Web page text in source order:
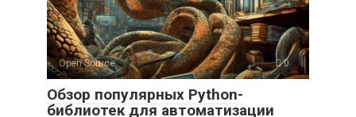
Open Source 0
Обзор популярных Python-
библиотек для автоматизации